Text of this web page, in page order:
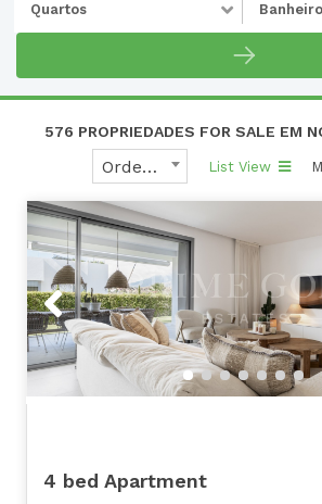
Quartos
576 PROPRIEDADES FOR SALE EM
Ordenar Por List View
Previous
4 bed Apartment